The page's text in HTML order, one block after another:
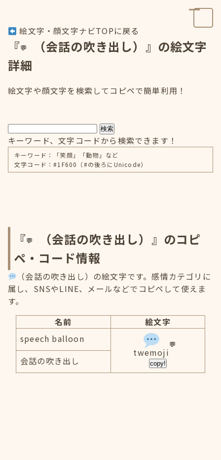
絵文字・顔文字ナビTOPに戻る
『
（会話の吹き出し）』の絵文字
詳細
絵文字や顔文字を検索してコピペで簡単利用！
検索
キーワード、文字コードから検索できます！
キーワード：「笑顔」「動物」など
文字コード：#1F600（#の後ろにUnicode）
『
（会話の吹き出し）』のコピ
ペ・コード情報
（会話の吹き出し）の絵文字です。感情カテゴリに
属し、SNSやLINE、メールなどでコピペして使えま
す。
名前
絵文字
speech balloon
twemoji
copy!
会話の吹き出し